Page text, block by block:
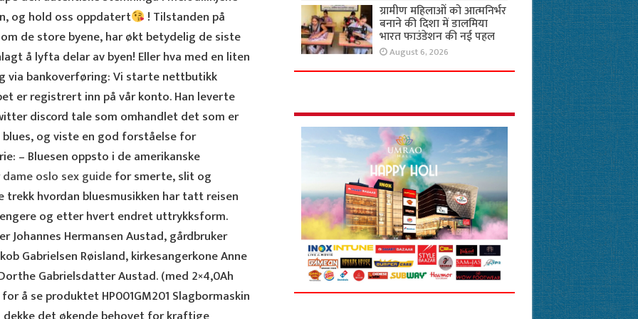
og hold oss oppdatert
! Tilstanden på
de store byene, har økt betydelig de siste
å lyfta delar av byen! Eller hva med en liten
via bankoverføring: Vi starte nettbutikk
er registrert inn på vår konto. Han leverte
discord tale som omhandlet det som er
og viste en god forståelse for
– Bluesen oppsto i de amerikanske
oslo sex guidefor smerte, slit og
hvordan bluesmusikken har tatt reisen
og etter hvert endret uttrykksform.
Johannes Hermansen Austad, gårdbruker
Gabrielsen Røisland, kirkesangerkone Anne
Gabrielsdatter Austad. (med 2×4,0Ah
å se produktet HP001GM201 Slagbormaskin
ग्रामीण महिलाओं को आत्मनिर्भर
बनाने की दिशा में डालमिया
भारत फाउंडेशन की नई पहल
August 6, 2026